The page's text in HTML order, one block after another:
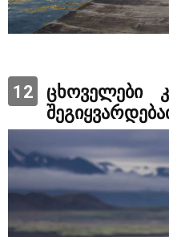
12
ცხოველები